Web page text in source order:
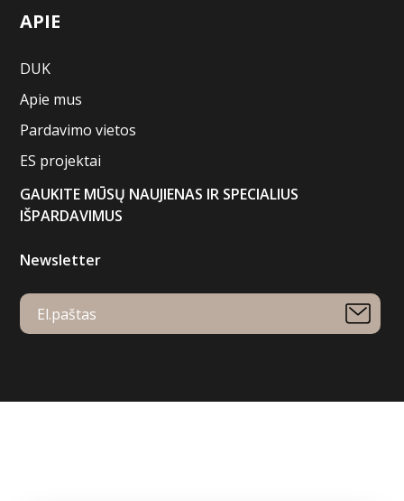
APIE
DUK
Apie mus
Pardavimo vietos
ES projektai
GAUKITE MŪSŲ NAUJIENAS IR SPECIALIUS
IŠPARDAVIMUS
Newsletter